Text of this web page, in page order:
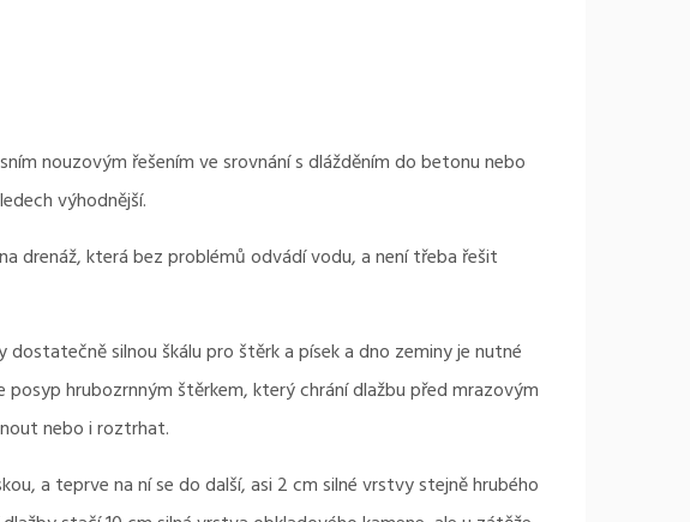
nouzovým řešením ve srovnání s dlážděním do betonu nebo
výhodnější.
drenáž, která bez problémů odvádí vodu, a není třeba řešit
silnou škálu pro štěrk a písek a dno zeminy je nutné
hrubozrnným štěrkem, který chrání dlažbu před mrazovým
nebo i roztrhat.
a teprve na ní se do další, asi 2 cm silné vrstvy stejně hrubého